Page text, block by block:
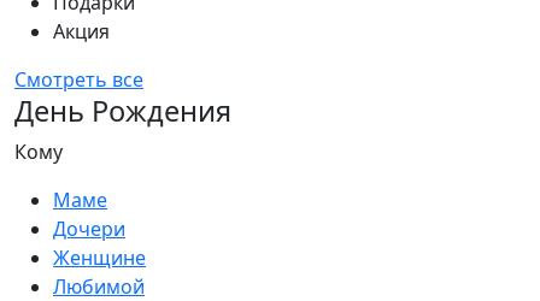
Акция
Смотреть все
День Рождения
Кому
Маме
Дочери
Женщине
Любимой